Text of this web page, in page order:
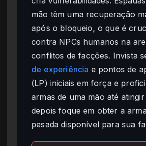
mão têm uma recuperação
após o bloqueio, o que é
contra NPCs humanos na
conflitos de facções. Invista
de experiência e pontos de
(LP) iniciais em força e
armas de uma mão até
depois foque em obter a
pesada disponível para sua